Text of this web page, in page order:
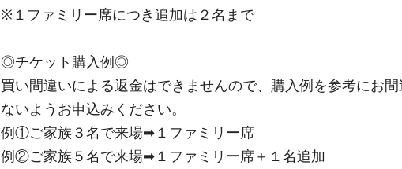
※１ファミリー席につき追加は２名まで
◎チケット購入例◎
買い間違いによる返金はできませんので、購入例を参考にお
ないようお申込みください。
例①ご家族３名で来場➡１ファミリー席
例②ご家族５名で来場➡１ファミリー席＋１名追加